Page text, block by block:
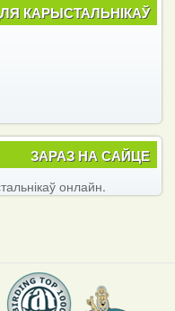
КАРЫСТАЛЬНІКАЎ
ЗАРАЗ НА САЙЦЕ
онлайн.